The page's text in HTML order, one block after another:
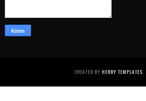
CREATED BYHERRY TEMPLATES